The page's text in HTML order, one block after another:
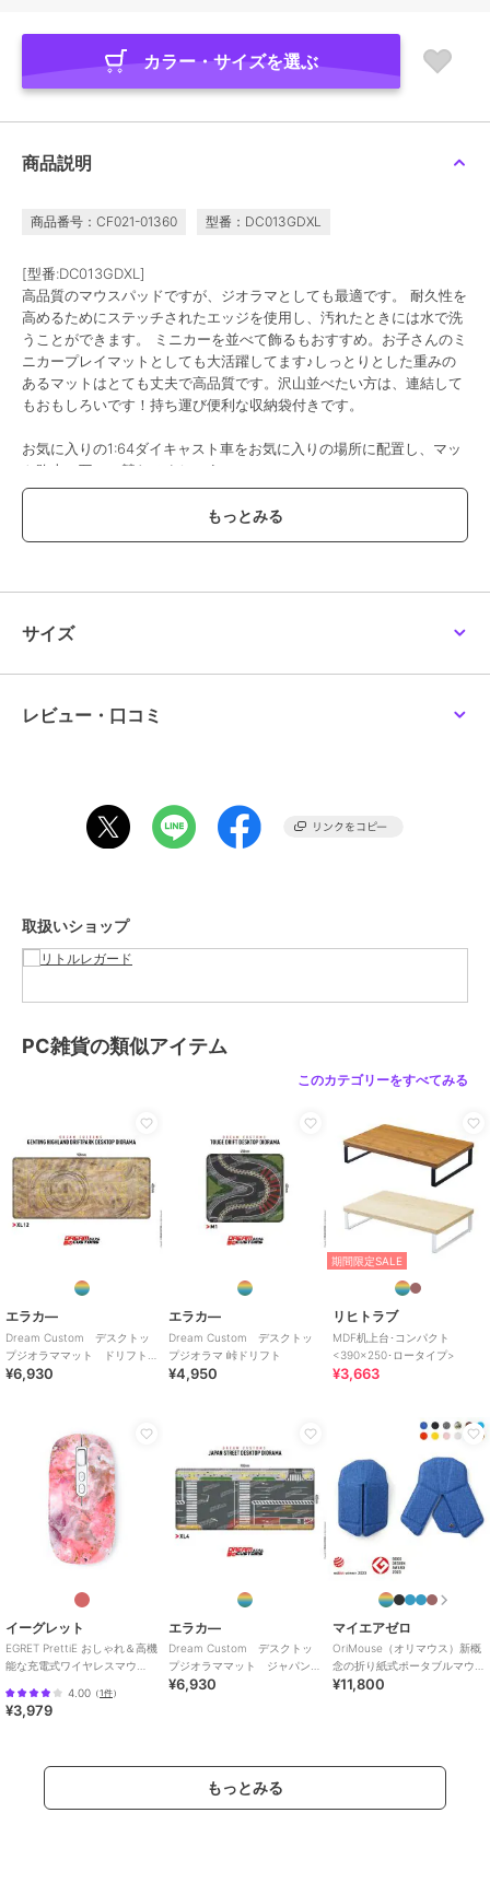
カラー・サイズを選ぶ
商品説明
商品番号：CF021-01360 型番：DC013GDXL
[型番:DC013GDXL]
高品質のマウスパッドですが、ジオラマとしても最適です。 耐久性を
高めるためにステッチされたエッジを使用し、汚れたときには水で洗
うことができます。 ミニカーを並べて飾るもおすすめ。お子さんのミ
ニカープレイマットとしても大活躍してます♪しっとりとした重みの
あるマットはとても丈夫で高品質です。沢山並べたい方は、連結して
もおもしろいです！持ち運び便利な収納袋付きです。
お気に入りの1:64ダイキャスト車をお気に入りの場所に配置し、マッ
ト路上で互いに競わせましょう！
※ミニカーは参考のため付属しません。
表面：合成繊維、その他：ゴム
サイズ
レビュー・口コミ
取扱いショップ
PC雑貨の類似アイテム
このカテゴリーをすべてみる
エラカ―
Dream Custom デスクトッ
プジオラママット ドリフト
パーク
¥6,930
エラカ―
Dream Custom デスクトッ
プジオラマ 峠ドリフト
¥4,950
期間限定SALE
リヒトラブ
MDF机上台･コンパクト
<390×250･ロータイプ>
¥3,663
イーグレット
EGRET PrettiE おしゃれ＆高機
能な充電式ワイヤレスマウ
4.00 （1件）
¥3,979
エラカ―
Dream Custom デスクトッ
プジオラママット ジャパン
ストリート
¥6,930
マイエアゼロ
OriMouse（オリマウス）新概
念の折り紙式ポータブルマウ
ス
¥11,800
もっとみる